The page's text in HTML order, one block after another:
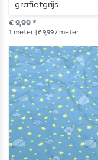
grafietgrijs
€ 9,99 *
1 meter | € 9,99 / meter